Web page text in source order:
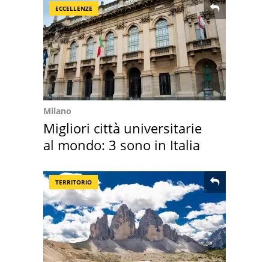
ECCELLENZE
Milano
Migliori città universitarie
al mondo: 3 sono in Italia
TERRITORIO